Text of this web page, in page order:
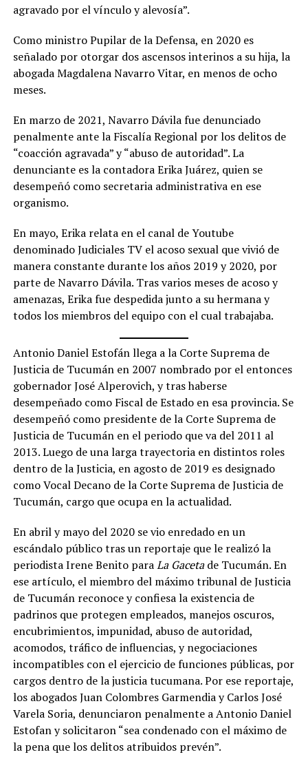
agravado por el vínculo y alevosía”.
Como ministro Pupilar de la Defensa, en 2020 es
señalado por otorgar dos ascensos interinos a su hija, la
abogada Magdalena Navarro Vitar, en menos de ocho
meses.
En marzo de 2021, Navarro Dávila fue denunciado
penalmente ante la Fiscalía Regional por los delitos de
“coacción agravada” y “abuso de autoridad”. La
denunciante es la contadora Erika Juárez, quien se
desempeñó como secretaria administrativa en ese
organismo.
En mayo, Erika relata en el canal de Youtube
denominado Judiciales TV el acoso sexual que vivió de
manera constante durante los años 2019 y 2020, por
parte de Navarro Dávila. Tras varios meses de acoso y
amenazas, Erika fue despedida junto a su hermana y
todos los miembros del equipo con el cual trabajaba.
Antonio Daniel Estofán llega a la Corte Suprema de
Justicia de Tucumán en 2007 nombrado por el entonces
gobernador José Alperovich, y tras haberse
desempeñado como Fiscal de Estado en esa provincia. Se
desempeñó como presidente de la Corte Suprema de
Justicia de Tucumán en el periodo que va del 2011 al
2013. Luego de una larga trayectoria en distintos roles
dentro de la Justicia, en agosto de 2019 es designado
como Vocal Decano de la Corte Suprema de Justicia de
Tucumán, cargo que ocupa en la actualidad.
En abril y mayo del 2020 se vio enredado en un
escándalo público tras un reportaje que le realizó la
periodista Irene Benito paraLa Gacetade Tucumán. En
ese artículo, el miembro del máximo tribunal de Justicia
de Tucumán reconoce y confiesa la existencia de
padrinos que protegen empleados, manejos oscuros,
encubrimientos, impunidad, abuso de autoridad,
acomodos, tráfico de influencias, y negociaciones
incompatibles con el ejercicio de funciones públicas, por
cargos dentro de la justicia tucumana. Por ese reportaje,
los abogados Juan Colombres Garmendia y Carlos José
Varela Soria, denunciaron penalmente a Antonio Daniel
Estofan y solicitaron “sea condenado con el máximo de
la pena que los delitos atribuidos prevén”.